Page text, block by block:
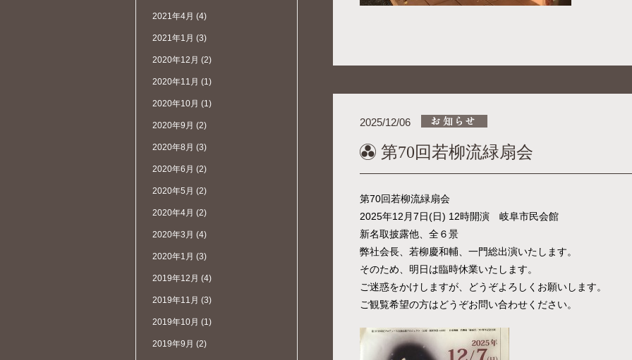
2021年4月 (4)
2021年1月 (3)
2020年12月 (2)
2020年11月 (1)
2020年10月 (1)
2020年9月 (2)
2020年8月 (3)
2020年6月 (2)
2020年5月 (2)
2020年4月 (2)
2020年3月 (4)
2020年1月 (3)
2019年12月 (4)
2019年11月 (3)
2019年10月 (1)
2019年9月 (2)
2025/12/06
第70回若柳流緑扇会
第70回若柳流緑扇会
2025年12月7日(日) 12時開演 岐阜市民会館
新名取披露他、全６景
弊社会長、若柳慶和輔、一門総出演いたします。
そのため、明日は臨時休業いたします。
ご迷惑をかけしますが、どうぞよろしくお願いします。
ご観覧希望の方はどうぞお問い合わせください。